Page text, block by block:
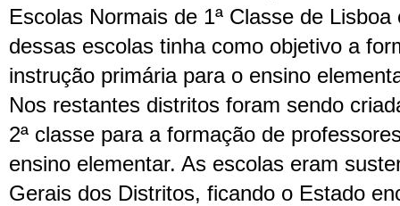
Escolas Normais de 1ª Classe de
dessas escolas tinha como objetivo a
instrução primária para o ensino
Nos restantes distritos foram sendo
2ª classe para a formação de
ensino elementar. As escolas eram
Gerais dos Distritos, ficando o Estado